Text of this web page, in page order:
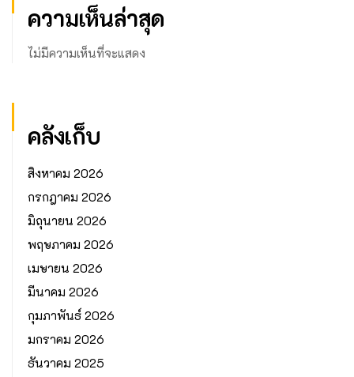
ความเห็นล่าสุด
ไม่มีความเห็นที่จะแสดง
คลังเก็บ
สิงหาคม 2026
กรกฎาคม 2026
มิถุนายน 2026
พฤษภาคม 2026
เมษายน 2026
มีนาคม 2026
กุมภาพันธ์ 2026
มกราคม 2026
ธันวาคม 2025